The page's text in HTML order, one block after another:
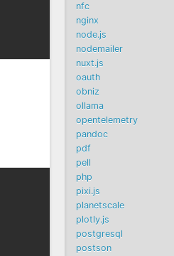
nfc
nginx
node.js
nodemailer
nuxt.js
oauth
obniz
ollama
opentelemetry
pandoc
pdf
pell
php
pixi.js
planetscale
plotly.js
postgresql
postson